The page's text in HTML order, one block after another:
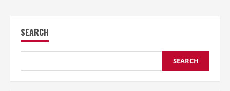
SEARCH
SEARCH